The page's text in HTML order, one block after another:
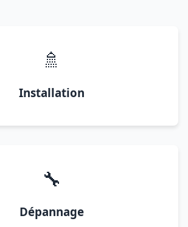
🚿
Installation
🔧
Dépannage